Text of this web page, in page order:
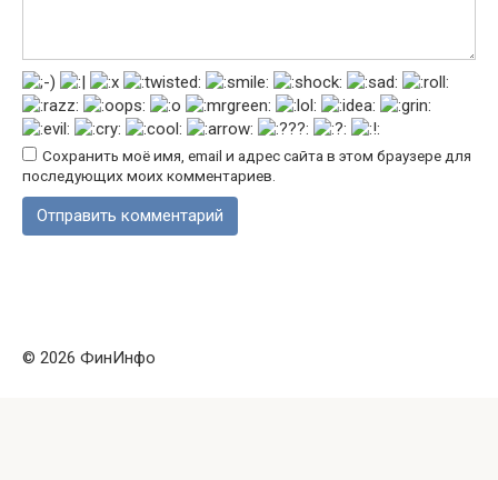
Сохранить моё имя, email и адрес сайта в этом браузере для
последующих моих комментариев.
© 2026 ФинИнфо